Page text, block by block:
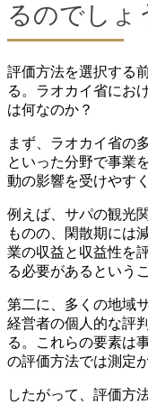
るのでしょ
評価方法を選択する
る。ラオカイ省にお
は何なのか？
まず、ラオカイ省の
といった分野で事業
動の影響を受けやす
例えば、サパの観光
ものの、閑散期には
業の収益と収益性を
る必要があるという
第二に、多くの地域
経営者の個人的な評
る。これらの要素は
の評価方法では測定
したがって、評価方